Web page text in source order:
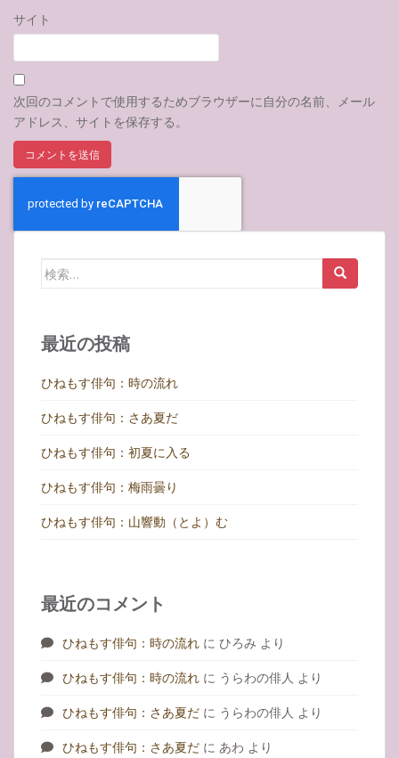
サイト
次回のコメントで使用するためブラウザーに自分の名前、メール
アドレス、サイトを保存する。
検
最近の投稿
ひねもす俳句：時の流れ
ひねもす俳句：さあ夏だ
ひねもす俳句：初夏に入る
ひねもす俳句：梅雨曇り
ひねもす俳句：山響動（とよ）む
最近のコメント
ひねもす俳句：時の流れ に ひろみ より
ひねもす俳句：時の流れ に うらわの俳人 より
ひねもす俳句：さあ夏だ に うらわの俳人 より
ひねもす俳句：さあ夏だ に あわ より